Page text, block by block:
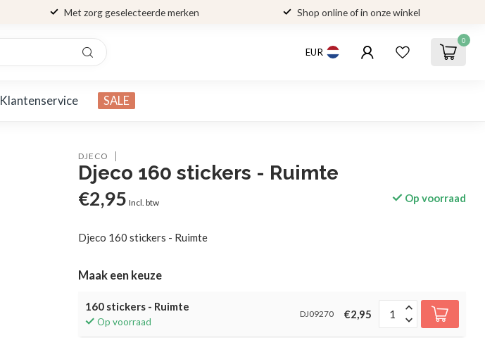
Met zorg geselecteerde merken Shop online of in onze winkel
EUR
0
Klantenservice SALE
DJECO
Djeco 160 stickers - Ruimte
€2,95 Incl. btw Op voorraad
Djeco 160 stickers - Ruimte
Maak een keuze
160 stickers - Ruimte
Op voorraad
DJ09270 €2,95